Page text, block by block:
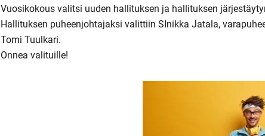
Vuosikokous valitsi uuden hallituksen ja hallituksen
Hallituksen puheenjohtajaksi valittiin SInikka Jatala,
Tomi Tuulkari.
Onnea valituille!